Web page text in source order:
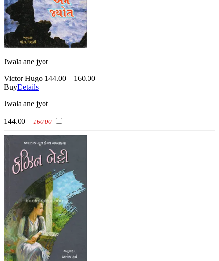
Jwala ane jyot
Victor Hugo 144.00
160.00
BuyDetails
Jwala ane jyot
144.00 160.00